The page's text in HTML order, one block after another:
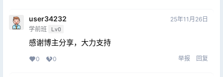
user34232
学前班 Lv0
25年11月26日
感谢博主分享，大力支持
0 0 举报 回复